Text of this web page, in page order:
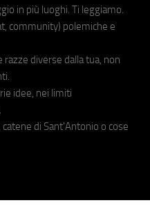
in più luoghi. Ti leggiamo.
community) polemiche e
razze diverse dalla tua, non
idee, nei limiti
di Sant'Antonio o cose